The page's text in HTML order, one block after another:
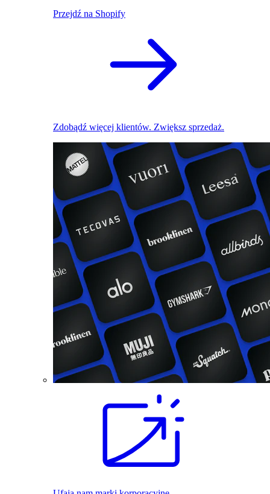
Przejdź na Shopify
Zdobądź więcej klientów. Zwiększ sprzedaż.